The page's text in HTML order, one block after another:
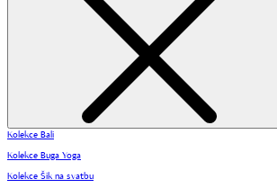
Kolekce Bali
Kolekce Buga Yoga
Kolekce Šik na svatbu